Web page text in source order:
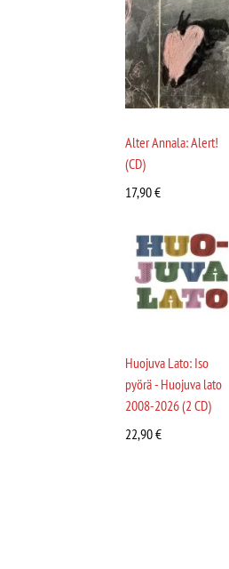
Alter Annala: Alert!
(CD)
17,90€
Huojuva Lato: Iso
pyörä - Huojuva lato
2008-2026 (2 CD)
22,90€